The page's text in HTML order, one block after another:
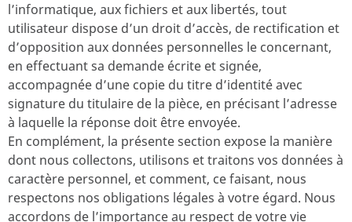
l’informatique, aux fichiers et aux libertés, tout
utilisateur dispose d’un droit d’accès, de rectification et
d’opposition aux données personnelles le concernant,
en effectuant sa demande écrite et signée,
accompagnée d’une copie du titre d’identité avec
signature du titulaire de la pièce, en précisant l’adresse
à laquelle la réponse doit être envoyée.
En complément, la présente section expose la manière
dont nous collectons, utilisons et traitons vos données à
caractère personnel, et comment, ce faisant, nous
respectons nos obligations légales à votre égard. Nous
accordons de l’importance au respect de votre vie